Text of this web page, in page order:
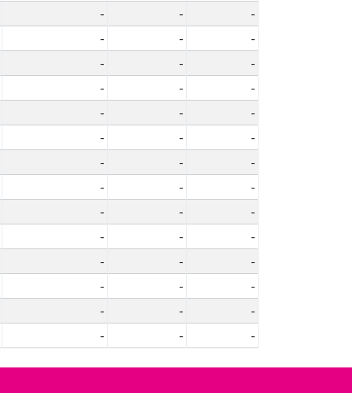
- -
-
- -
-
- -
-
- -
-
- -
-
- -
-
- -
-
- -
-
- -
-
- -
-
- -
-
- -
-
- -
-
- - -